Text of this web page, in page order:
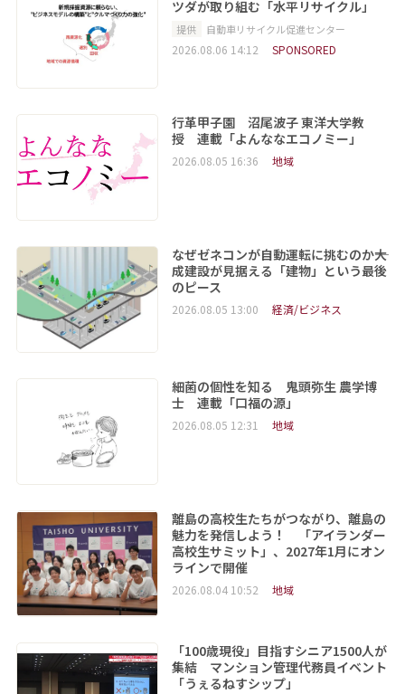
ツダが取り組む「水平リサイクル」
提供 自動車リサイクル促進センター
2026.08.06 14:12 SPONSORED
行革甲子園 沼尾波子 東洋大学教
授 連載「よんななエコノミー」
2026.08.05 16:36 地域
なぜゼネコンが自動運転に挑むのか――大
成建設が見据える「建物」という最後
のピース
2026.08.05 13:00 経済/ビジネス
細菌の個性を知る 鬼頭弥生 農学博
士 連載「口福の源」
2026.08.05 12:31 地域
離島の高校生たちがつながり、離島の
魅力を発信しよう！ 「アイランダー
高校生サミット」、2027年1月にオン
ラインで開催
2026.08.04 10:52 地域
「100歳現役」目指すシニア1500人が
集結 マンション管理代務員イベント
「うぇるねすシップ」